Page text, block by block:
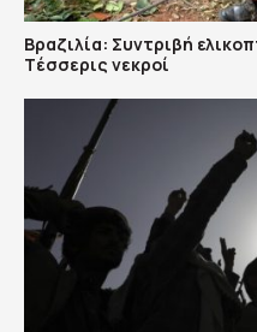
Βραζιλία: Συντριβή
Tέσσερις νεκροί